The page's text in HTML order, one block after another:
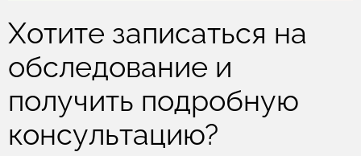
Хотите записаться на
обследование и
получить подробную
консультацию?